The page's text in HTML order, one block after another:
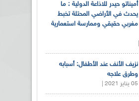
أميناتو حيدر للاذاعة الدولية : ما
يحدث في الأراضي المحتلة تخبط
مغربي حقيقي وممارسة استعمارية
نزيف الأنف عند الأطفال: أسبابه
وطرق علاجه
05 يناير 2021 |